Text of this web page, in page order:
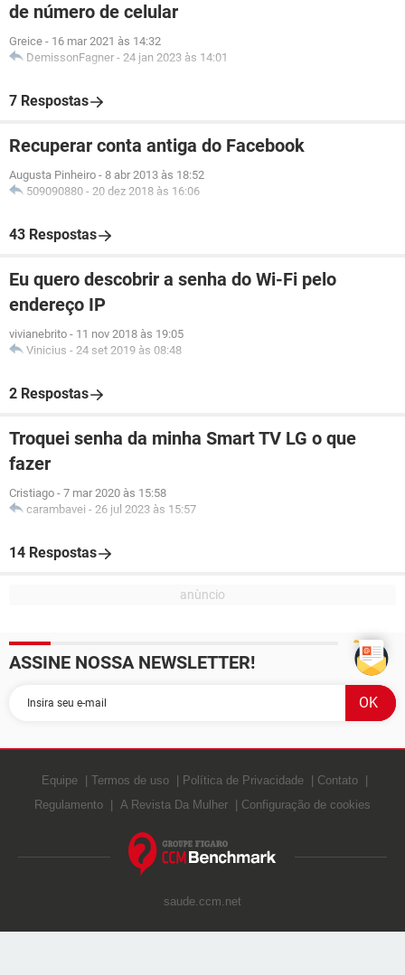
de número de celular
Greice - 16 mar 2021 às 14:32
DemissonFagner - 24 jan 2023 às 14:01
7 Respostas
Recuperar conta antiga do Facebook
Augusta Pinheiro - 8 abr 2013 às 18:52
509090880 - 20 dez 2018 às 16:06
43 Respostas
Eu quero descobrir a senha do Wi-Fi pelo
endereço IP
vivianebrito - 11 nov 2018 às 19:05
Vinicius - 24 set 2019 às 08:48
2 Respostas
Troquei senha da minha Smart TV LG o que
fazer
Cristiago - 7 mar 2020 às 15:58
carambavei - 26 jul 2023 às 15:57
14 Respostas
ASSINE NOSSA NEWSLETTER!
Equipe Termos de uso Política de Privacidade
Contato
Regulamento
A Revista Da Mulher Configuração de cookies
saude.ccm.net